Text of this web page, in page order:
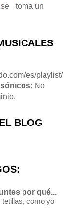
se
toma un
es/playlist/
: No
BLOG
por qué...
tetillas, como yo